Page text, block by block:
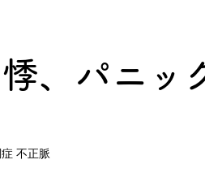
、パニッ
不正脈